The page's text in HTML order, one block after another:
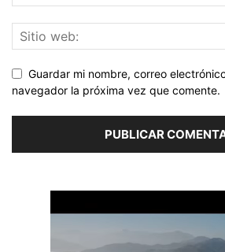
Guardar mi nombre, correo
navegador la próxima vez que comente.